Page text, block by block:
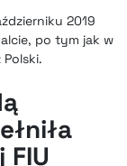
2019
po tym jak w